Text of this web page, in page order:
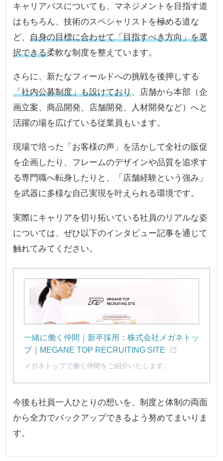
キャリアパスについても、マネジメントを目指す道
はもちろん、技術のスペシャリストを極める道な
ど、自身の目標に合わせて「目指すべき方向」を選
択できる柔軟な制度を整えています。
さらに、新たなフィールドへの挑戦を後押しする
「社内公募制度」も設けており、店舗から本部（企
画立案、商品開発、店舗開発、人材開発など）へと
活躍の場を広げている従業員もいます。
現場で培った「お客様の声」を活かして全社の販促
を企画したり、フレームのデザインや品質を追求す
る専門職へ転身したりと、「店舗経験という強み」
を武器に多様な自己実現を叶えられる環境です。
実際にキャリアを切り拓いている社員のリアルな姿
については、ぜひ以下のインタビュー記事を通じて
触れてみてください。
一緒に働く仲間｜新卒採用：株式会社メガネトッ
プ｜MEGANE TOP RECRUITING SITE
メガネトップで働く仲間をご紹介いたします。
今後も社員一人ひとりの想いを、制度と体制の両面
から全力でバックアップできるよう努めてまいりま
す。